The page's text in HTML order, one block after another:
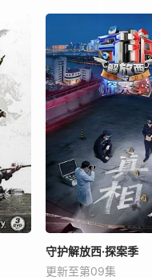
守护解放西·探案季
更新至第09集